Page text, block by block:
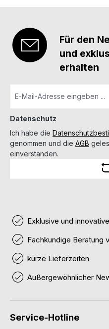
Für den
und
erhalten
Datenschutz
Ich habe die
genommen und die AGB
einverstanden.
Exklusive und
Fachkundige Beratung
kurze Lieferzeiten
Außergewöhnlicher
Service-Hotline